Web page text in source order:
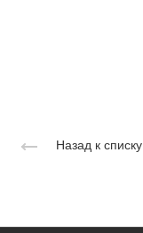
Назад к списку